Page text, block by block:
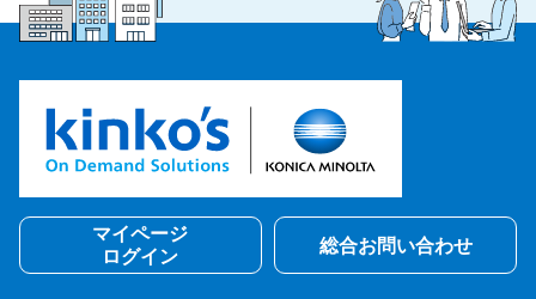
マイページ
ログイン
総合お問い合わせ